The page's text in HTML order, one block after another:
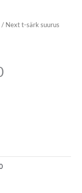
/ Next t-särk suurus